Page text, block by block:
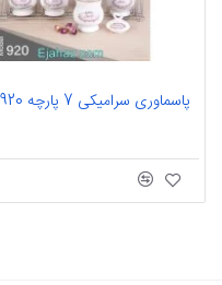
پاسماوری سرامیکی 7 پارچه 920